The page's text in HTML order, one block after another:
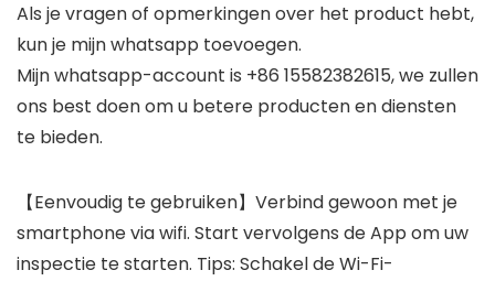
Als je vragen of opmerkingen over het product hebt,
kun je mijn whatsapp toevoegen.
Mijn whatsapp-account is +86 15582382615, we zullen
ons best doen om u betere producten en diensten
te bieden.
【Eenvoudig te gebruiken】Verbind gewoon met je
smartphone via wifi. Start vervolgens de App om uw
inspectie te starten. Tips: Schakel de Wi-Fi-